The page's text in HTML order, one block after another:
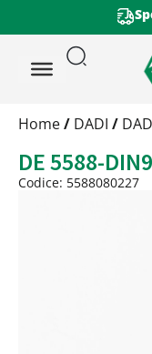
Trattamento
Peso
Quantità
Home/ DADI /
DE 5588-
Codice: 5588080227